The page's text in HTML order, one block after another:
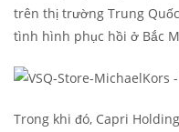
trên thị trường Trung
tình hình phục hồi ở Bắc
Trong khi đó, Capri